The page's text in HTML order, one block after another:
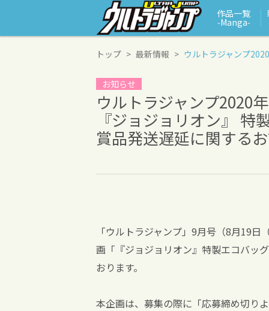
作品一覧
‑Manga‑
トップ 最新情報 ウルトラジャンプ
お知らせ
ウルトラジャンプ2020
『ジョジョリオン』 特
賞品発送遅延に関する
「ウルトラジャンプ」9月号（8月19
画「『ジョジョリオン』特製エコバッ
おります。
本企画は、募集の際に「応募締め切り